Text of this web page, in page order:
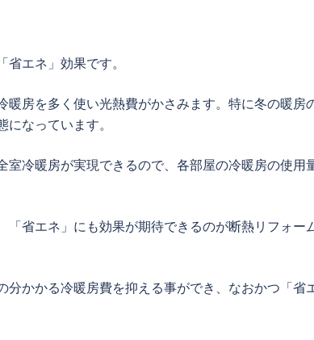
エネ」効果です。
房を多く使い光熱費がかさみます。特に冬の暖房
なっています。
冷暖房が実現できるので、各部屋の冷暖房の使用
省エネ」にも効果が期待できるのが断熱リフォー
かかる冷暖房費を抑える事ができ、なおかつ「省